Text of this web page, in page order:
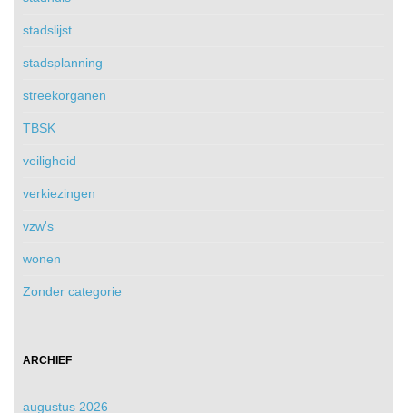
stadslijst
stadsplanning
streekorganen
TBSK
veiligheid
verkiezingen
vzw's
wonen
Zonder categorie
ARCHIEF
augustus 2026